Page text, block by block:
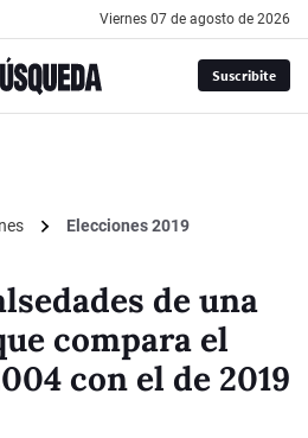
viernes 07 de agosto de 2026
Suscribite
Elecciones 2019
de una
compara el
con el de 2019